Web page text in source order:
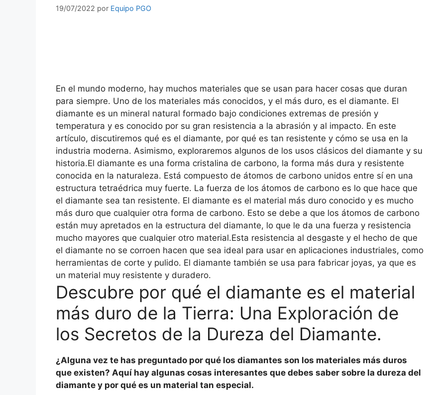
19/07/2022 por Equipo PGO
En el mundo moderno, hay muchos materiales que se usan para hacer cosas que duran
para siempre. Uno de los materiales más conocidos, y el más duro, es el diamante. El
diamante es un mineral natural formado bajo condiciones extremas de presión y
temperatura y es conocido por su gran resistencia a la abrasión y al impacto. En este
artículo, discutiremos qué es el diamante, por qué es tan resistente y cómo se usa en la
industria moderna. Asimismo, exploraremos algunos de los usos clásicos del diamante y su
historia.El diamante es una forma cristalina de carbono, la forma más dura y resistente
conocida en la naturaleza. Está compuesto de átomos de carbono unidos entre sí en una
estructura tetraédrica muy fuerte. La fuerza de los átomos de carbono es lo que hace que
el diamante sea tan resistente. El diamante es el material más duro conocido y es mucho
más duro que cualquier otra forma de carbono. Esto se debe a que los átomos de carbono
están muy apretados en la estructura del diamante, lo que le da una fuerza y resistencia
mucho mayores que cualquier otro material.Esta resistencia al desgaste y el hecho de que
el diamante no se corroen hacen que sea ideal para usar en aplicaciones industriales, como
herramientas de corte y pulido. El diamante también se usa para fabricar joyas, ya que es
un material muy resistente y duradero.
Descubre por qué el diamante es el material
más duro de la Tierra: Una Exploración de
los Secretos de la Dureza del Diamante.
¿Alguna vez te has preguntado por qué los diamantes son los materiales más duros
que existen? Aquí hay algunas cosas interesantes que debes saber sobre la dureza del
diamante y por qué es un material tan especial.